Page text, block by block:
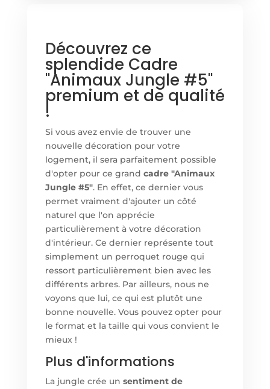
Découvrez ce
splendide Cadre
"Animaux Jungle #5"
premium et de qualité
!
Si vous avez envie de trouver une
nouvelle décoration pour votre
logement, il sera parfaitement possible
d'opter pour ce grand cadre "Animaux
Jungle #5". En effet, ce dernier vous
permet vraiment d'ajouter un côté
naturel que l'on apprécie
particulièrement à votre décoration
d'intérieur. Ce dernier représente tout
simplement un perroquet rouge qui
ressort particulièrement bien avec les
différents arbres. Par ailleurs, nous ne
voyons que lui, ce qui est plutôt une
bonne nouvelle. Vous pouvez opter pour
le format et la taille qui vous convient le
mieux !
Plus d'informations
La jungle crée un sentiment de